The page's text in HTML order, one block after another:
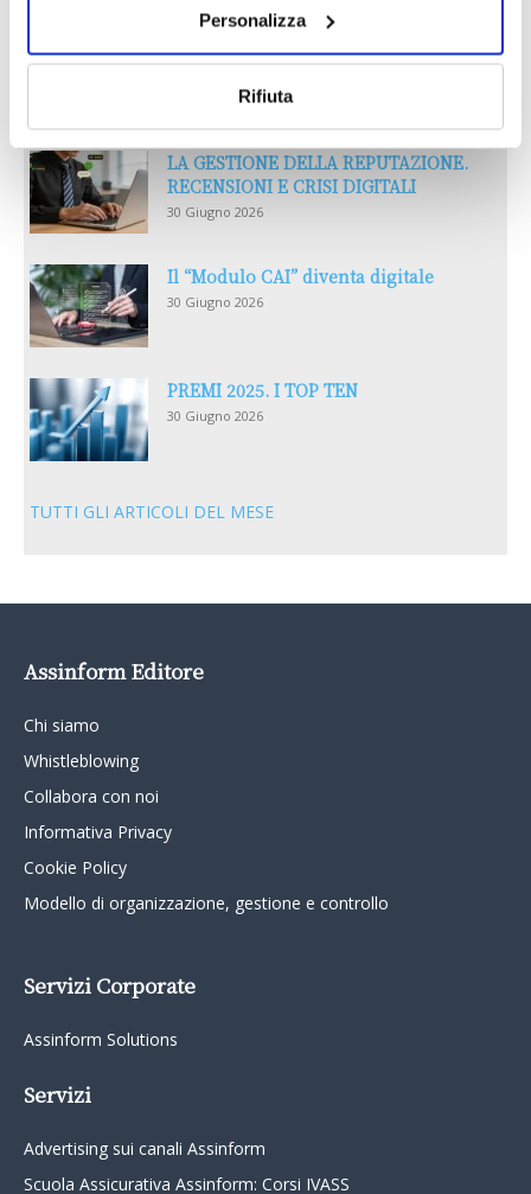
Personalizza
Rifiuta
Reclami e sanzioni 2025
LA GESTIONE DELLA REPUTAZIONE.
RECENSIONI E CRISI DIGITALI
30 Giugno 2026
Il “Modulo CAI” diventa digitale
30 Giugno 2026
PREMI 2025. I TOP TEN
30 Giugno 2026
TUTTI GLI ARTICOLI DEL MESE
Assinform Editore
Chi siamo
Whistleblowing
Collabora con noi
Informativa Privacy
Cookie Policy
Modello di organizzazione, gestione e controllo
Servizi Corporate
Assinform Solutions
Servizi
Advertising sui canali Assinform
Scuola Assicurativa Assinform: Corsi IVASS